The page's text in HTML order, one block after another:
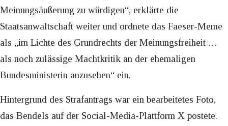
Meinungsäußerung zu würdigen“, erklärte die
Staatsanwaltschaft weiter und ordnete das Faeser-Meme
als „im Lichte des Grundrechts der Meinungsfreiheit …
als noch zulässige Machtkritik an der ehemaligen
Bundesministerin anzusehen“ ein.
Hintergrund des Strafantrags war ein bearbeitetes Foto,
das Bendels auf der Social-Media-Plattform X postete.